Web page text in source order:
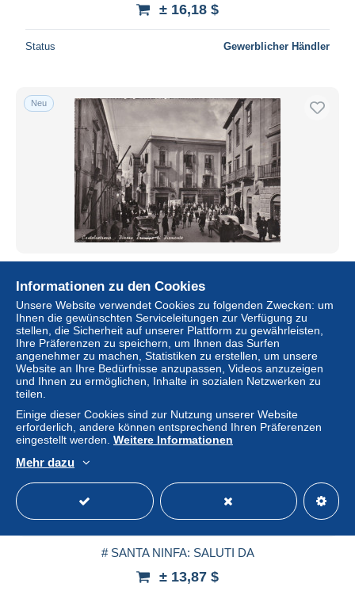
± 16,18 $
Status Gewerblicher Händler
Neu
± 10,40 $
Status Gewerblicher Händler
Neu
# SANTA NINFA: SALUTI DA
± 13,87 $
Informationen zu den Cookies
Unsere Website verwendet Cookies zu folgenden Zwecken: um
Ihnen die gewünschten Serviceleitungen zur Verfügung zu
stellen, die Sicherheit auf unserer Plattform zu gewährleisten,
Ihre Präferenzen zu speichern, um Ihnen das Surfen
angenehmer zu machen, Statistiken zu erstellen, um unsere
Website an Ihre Bedürfnisse anzupassen, Videos anzuzeigen
und Ihnen zu ermöglichen, Inhalte in sozialen Netzwerken zu
teilen.
Einige dieser Cookies sind zur Nutzung unserer Website
erforderlich, andere können entsprechend Ihren Präferenzen
eingestellt werden. Weitere Informationen
Mehr dazu